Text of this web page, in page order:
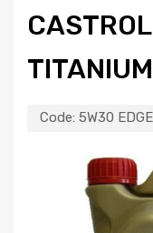
Code: 5W30